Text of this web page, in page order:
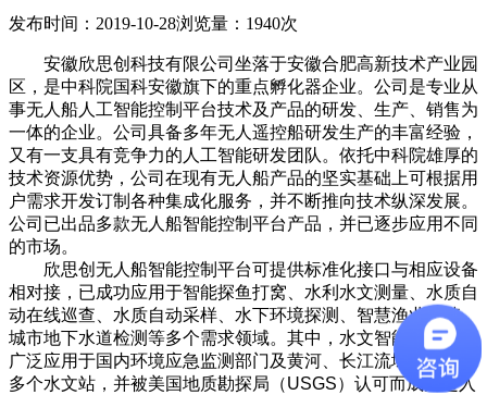
发布时间：2019-10-28浏览量：1940次
安徽欣思创科技有限公司坐落于安徽合肥高新技术产业园
区，是中科院国科安徽旗下的重点孵化器企业。公司是专业从
事无人船人工智能控制平台技术及产品的研发、生产、销售为
一体的企业。公司具备多年无人遥控船研发生产的丰富经验，
又有一支具有竞争力的人工智能研发团队。依托中科院雄厚的
技术资源优势，公司在现有无人船产品的坚实基础上可根据用
户需求开发订制各种集成化服务，并不断推向技术纵深发展。
公司已出品多款无人船智能控制平台产品，并已逐步应用不同
的市场。
欣思创无人船智能控制平台可提供标准化接口与相应设备
相对接，已成功应用于智能探鱼打窝、水利水文测量、水质自
动在线巡查、水质自动采样、水下环境探测、智慧渔业养殖、
城市地下水道检测等多个需求领域。其中，水文智能测流船已
广泛应用于国内环境应急监测部门及黄河、长江流域和北京的
多个水文站，并被美国地质勘探局（USGS）认可而成为进入